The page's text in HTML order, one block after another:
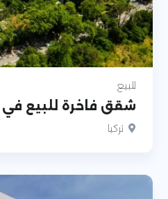
للبيع
شقق فاخرة للبيع
تركيا